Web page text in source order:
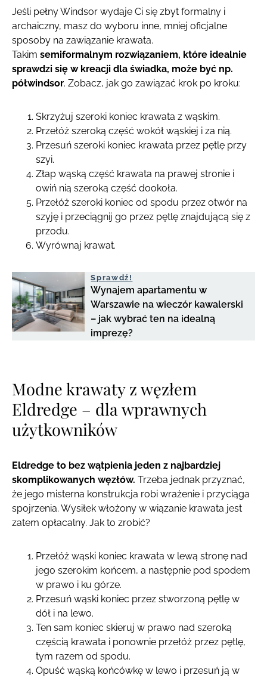
Jeśli pełny Windsor wydaje Ci się zbyt formalny i
archaiczny, masz do wyboru inne, mniej oficjalne
sposoby na zawiązanie krawata.
Takim semiformalnym rozwiązaniem, które idealnie
sprawdzi się w kreacji dla świadka, może być np.
półwindsor. Zobacz, jak go zawiązać krok po kroku:
Skrzyżuj szeroki koniec krawata z wąskim.
Przełóż szeroką część wokół wąskiej i za nią.
Przesuń szeroki koniec krawata przez pętlę przy
szyi.
Złap wąską część krawata na prawej stronie i
owiń nią szeroką część dookoła.
Przełóż szeroki koniec od spodu przez otwór na
szyję i przeciągnij go przez pętlę znajdującą się z
przodu.
Wyrównaj krawat.
Sprawdź!
Wynajem apartamentu w
Warszawie na wieczór kawalerski
– jak wybrać ten na idealną
imprezę?
Modne krawaty z węzłem
Eldredge – dla wprawnych
użytkowników
Eldredge to bez wątpienia jeden z najbardziej
skomplikowanych węzłów. Trzeba jednak przyznać,
że jego misterna konstrukcja robi wrażenie i przyciąga
spojrzenia. Wysiłek włożony w wiązanie krawata jest
zatem opłacalny. Jak to zrobić?
Przełóż wąski koniec krawata w lewą stronę nad
jego szerokim końcem, a następnie pod spodem
w prawo i ku górze.
Przesuń wąski koniec przez stworzoną pętlę w
dół i na lewo.
Ten sam koniec skieruj w prawo nad szeroką
częścią krawata i ponownie przełóż przez pętlę,
tym razem od spodu.
Opuść wąską końcówkę w lewo i przesuń ją w